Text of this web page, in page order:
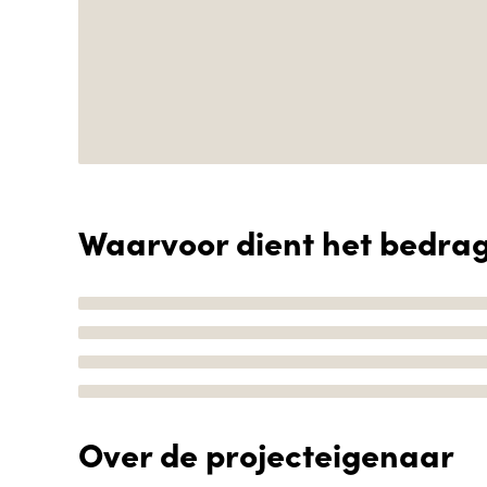
Waarvoor dient het
Over de projecteigenaar